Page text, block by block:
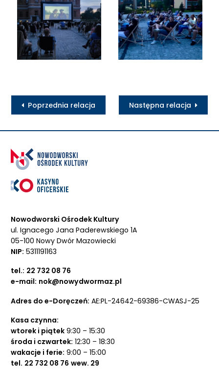
Poprzednia relacja Następna relacja
Nowodworski Ośrodek Kultury
ul. Ignacego Jana Paderewskiego 1A
05-100 Nowy Dwór Mazowiecki
NIP: 5311191163
tel.: 22 732 08 76
e-mail: nok@nowydwormaz.pl
Adres do e-Doręczeń: AE:PL-24642-69386-CWASJ-25
Kasa czynna:
wtorek i piątek9:30 – 15:30
środa i czwartek: 12:30 – 18:30
wakacje i ferie: 9:00 – 15:00
tel. 22 732 08 76 wew. 29